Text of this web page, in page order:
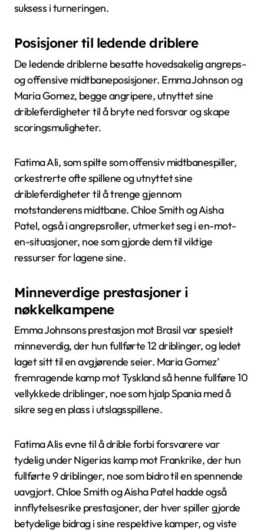
suksess i turneringen.
Posisjoner til ledende driblere
De ledende driblerne besatte hovedsakelig angreps-
og offensive midtbaneposisjoner. Emma Johnson og
Maria Gomez, begge angripere, utnyttet sine
dribleferdigheter til å bryte ned forsvar og skape
scoringsmuligheter.
Fatima Ali, som spilte som offensiv midtbanespiller,
orkestrerte ofte spillene og utnyttet sine
dribleferdigheter til å trenge gjennom
motstanderens midtbane. Chloe Smith og Aisha
Patel, også i angrepsroller, utmerket seg i en-mot-
en-situasjoner, noe som gjorde dem til viktige
ressurser for lagene sine.
Minneverdige prestasjoner i
nøkkelkampene
Emma Johnsons prestasjon mot Brasil var spesielt
minneverdig, der hun fullførte 12 driblinger, og ledet
laget sitt til en avgjørende seier. Maria Gomez’
fremragende kamp mot Tyskland så henne fullføre 10
vellykkede driblinger, noe som hjalp Spania med å
sikre seg en plass i utslagsspillene.
Fatima Alis evne til å drible forbi forsvarere var
tydelig under Nigerias kamp mot Frankrike, der hun
fullførte 9 driblinger, noe som bidro til en spennende
uavgjort. Chloe Smith og Aisha Patel hadde også
innflytelsesrike prestasjoner, der hver spiller gjorde
betydelige bidrag i sine respektive kamper, og viste